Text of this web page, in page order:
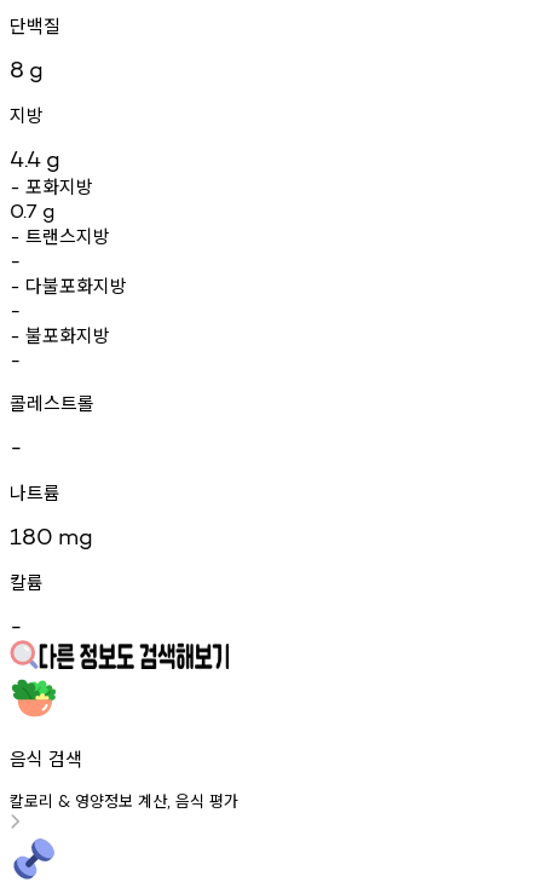
단백질
8 g
지방
4.4 g
- 포화지방
0.7 g
- 트랜스지방
-
- 다불포화지방
-
- 불포화지방
-
콜레스트롤
-
나트륨
180 mg
칼륨
-
음식 검색
칼로리 & 영양정보 계산, 음식 평가